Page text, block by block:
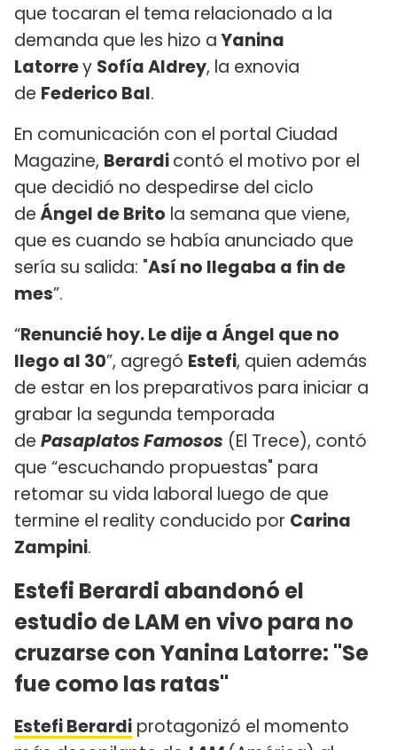
que tocaran el tema relacionado a la
demanda que les hizo aYanina
Latorrey Sofía Aldrey, la exnovia
de Federico Bal.
En comunicación con el portal Ciudad
Magazine, Berardicontó el motivo por el
que decidió no despedirse del ciclo
deÁngel de Brito la semana que viene,
que es cuando se había anunciado que
sería su salida: "Así no llegaba a fin de
mes”.
“Renuncié hoy. Le dije a Ángel que no
llego al 30”, agregó Estefi, quien además
de estar en los preparativos para iniciar a
grabar la segunda temporada
de Pasaplatos Famosos (El Trece), contó
que “escuchando propuestas" para
retomar su vida laboral luego de que
termine el reality conducido por Carina
Zampini.
Estefi Berardi abandonó el
estudio de LAM en vivo para no
cruzarse con Yanina Latorre: "Se
fue como las ratas"
Estefi Berardi protagonizó el momento